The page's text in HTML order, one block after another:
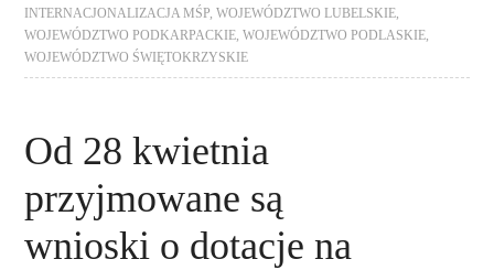
INTERNACJONALIZACJA MŚP WOJEWÓDZTWO LUBELSKIE
WOJEWÓDZTWO PODKARPACKIE WOJEWÓDZTWO PODLASKIE
WOJEWÓDZTWO ŚWIĘTOKRZYSKIE
Od 28 kwietnia
przyjmowane są
wnioski o dotacje na